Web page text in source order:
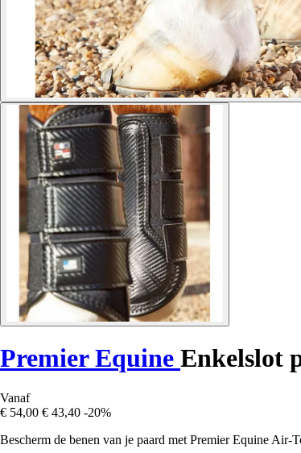
Premier Equine Enkelslot
Vanaf
€ 54,00 € 43,40 -20%
Bescherm de benen van je paard met Premier Equine Air-